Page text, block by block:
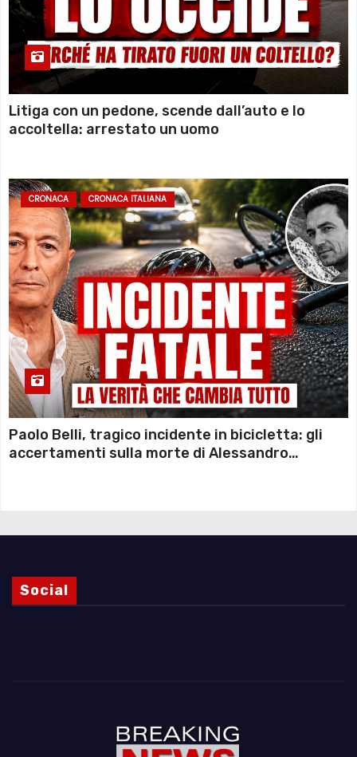
Litiga con un pedone, scende dall’auto e lo
accoltella: arrestato un uomo
CRONACA CRONACA ITALIANA
Paolo Belli, tragico incidente in bicicletta: gli
accertamenti sulla morte di Alessandro
Social